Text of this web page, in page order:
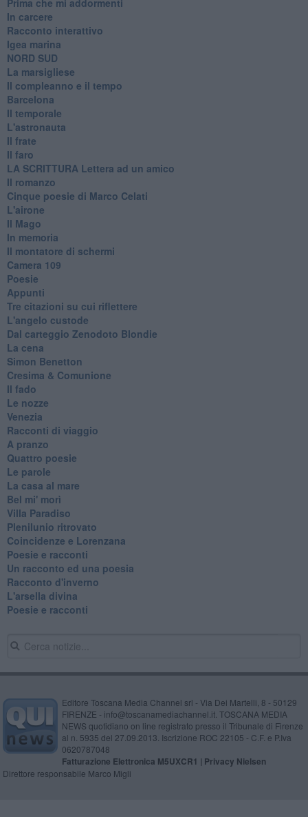
In carcere
Racconto interattivo
Igea marina
​NORD SUD
La marsigliese
Il compleanno e il tempo
Barcelona
Il temporale
L'astronauta
Il frate
Il faro
​LA SCRITTURA Lettera ad un amico
Il romanzo
Cinque poesie di Marco Celati
L'airone
Il Mago
In memoria
Il montatore di schermi
Camera 109
Poesie
Appunti
Tre citazioni su cui riflettere
L'angelo custode
Dal carteggio Zenodoto Blondie
La cena
Simon Benetton
Cresima & Comunione
Il fado
Le nozze
Venezia
Racconti di viaggio
A pranzo
Quattro poesie
Le parole
La casa al mare
Bel mi' morì
Villa Paradiso
Plenilunio ritrovato
Coincidenze e Lorenzana
Poesie e racconti
Un racconto ed una poesia
Racconto d'inverno
​L'arsella divina
Poesie e racconti
Editore Toscana Media Channel srl - Via Dei Martelli, 8 - 50129
FIRENZE - info@toscanamediachannel.it. TOSCANA MEDIA
NEWS quotidiano on line registrato presso il Tribunale di Firenze
al n. 5935 del 27.09.2013. Iscrizione ROC 22105 - C.F. e P.Iva
0620787048
Fatturazione Elettronica M5UXCR1 | Privacy Nielsen
Direttore responsabile Marco Migli